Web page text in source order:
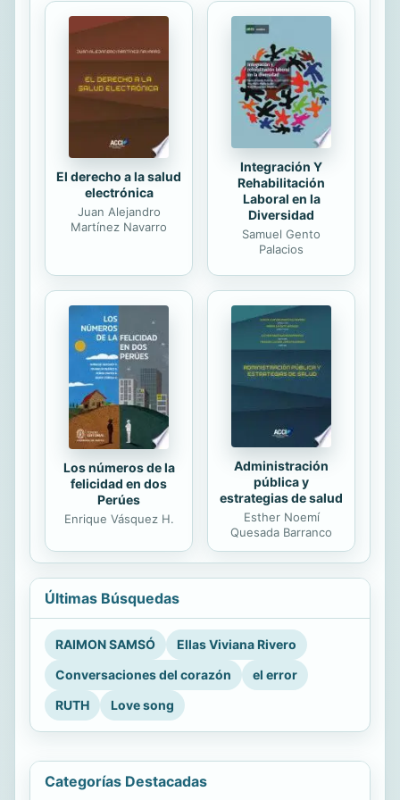
cruelly take away a ten-year-old girl.
To Rose's surviving fifteen year old
twin, Jas, everyday she lives in
Rose's ever present shadow, forever
feeling the loss like a limb, but
unable to be seen for herself alone.
El derecho a la salud
electrónica
Juan Alejandro
Martínez Navarro
Integración Y
Rehabilitación
Laboral en la
Diversidad
Samuel Gento
Palacios
Los números de la
felicidad en dos
Perúes
Enrique Vásquez H.
Administración
pública y
estrategias de salud
Esther Noemí
Quesada Barranco
Últimas Búsquedas
RAIMON SAMSÓ
Ellas Viviana Rivero
Conversaciones del corazón
el error
RUTH
Love song
Categorías Destacadas